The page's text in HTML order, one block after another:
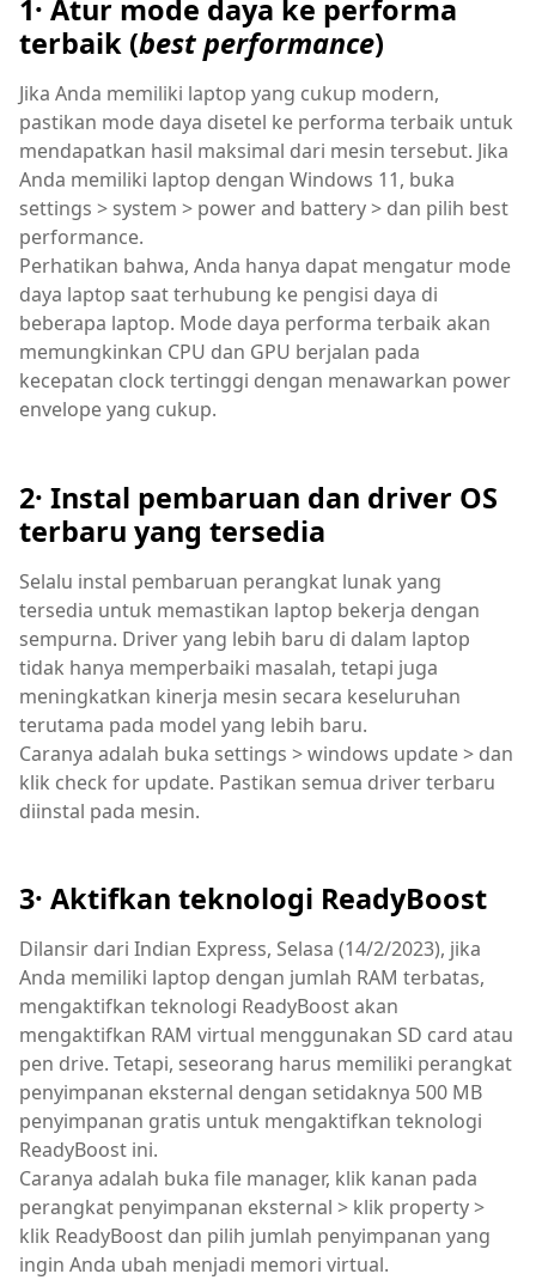
1· Atur mode daya ke performa
terbaik (best performance)
Jika Anda memiliki laptop yang cukup modern,
pastikan mode daya disetel ke performa terbaik untuk
mendapatkan hasil maksimal dari mesin tersebut. Jika
Anda memiliki laptop dengan Windows 11, buka
settings > system > power and battery > dan pilih best
performance.
Perhatikan bahwa, Anda hanya dapat mengatur mode
daya laptop saat terhubung ke pengisi daya di
beberapa laptop. Mode daya performa terbaik akan
memungkinkan CPU dan GPU berjalan pada
kecepatan clock tertinggi dengan menawarkan power
envelope yang cukup.
2· Instal pembaruan dan driver OS
terbaru yang tersedia
Selalu instal pembaruan perangkat lunak yang
tersedia untuk memastikan laptop bekerja dengan
sempurna. Driver yang lebih baru di dalam laptop
tidak hanya memperbaiki masalah, tetapi juga
meningkatkan kinerja mesin secara keseluruhan
terutama pada model yang lebih baru.
Caranya adalah buka settings > windows update > dan
klik check for update. Pastikan semua driver terbaru
diinstal pada mesin.
3· Aktifkan teknologi ReadyBoost
Dilansir dari Indian Express, Selasa (14/2/2023), jika
Anda memiliki laptop dengan jumlah RAM terbatas,
mengaktifkan teknologi ReadyBoost akan
mengaktifkan RAM virtual menggunakan SD card atau
pen drive. Tetapi, seseorang harus memiliki perangkat
penyimpanan eksternal dengan setidaknya 500 MB
penyimpanan gratis untuk mengaktifkan teknologi
ReadyBoost ini.
Caranya adalah buka file manager, klik kanan pada
perangkat penyimpanan eksternal > klik property >
klik ReadyBoost dan pilih jumlah penyimpanan yang
ingin Anda ubah menjadi memori virtual.